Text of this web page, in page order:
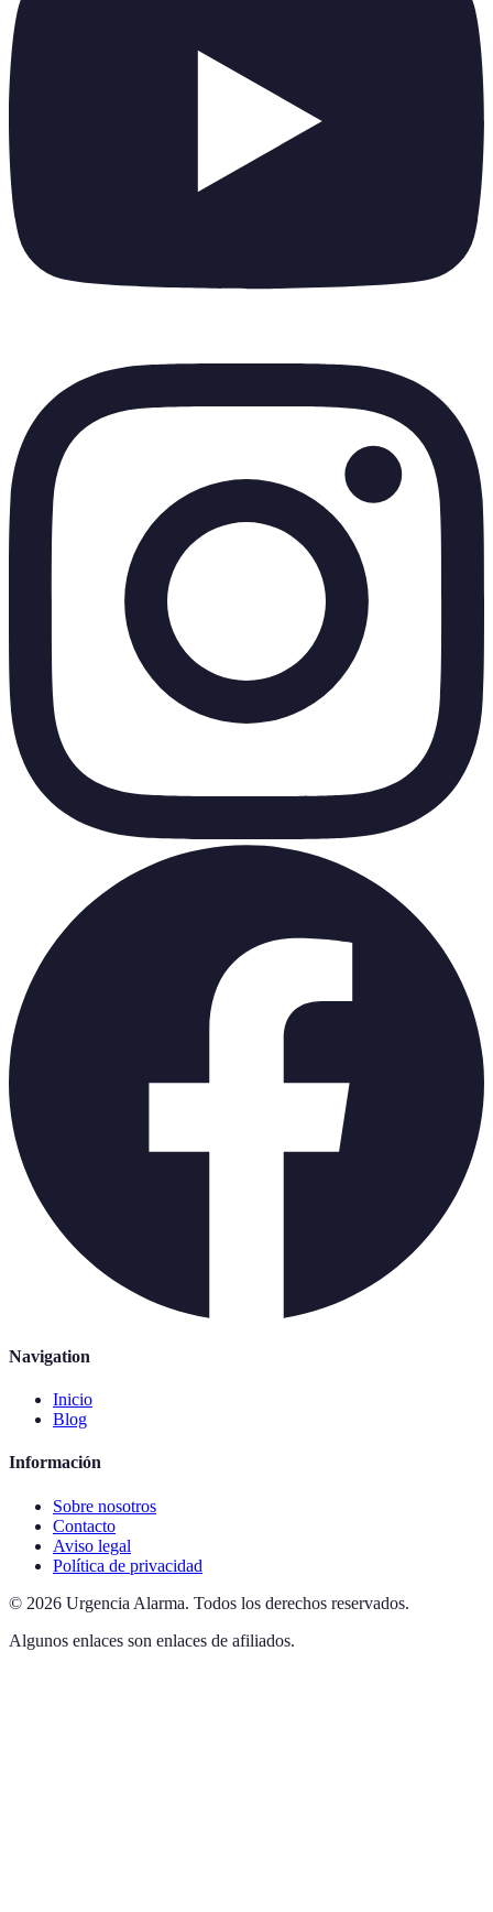
Navigation
Inicio
Blog
Información
Sobre nosotros
Contacto
Aviso legal
Política de privacidad
© 2026 Urgencia Alarma. Todos los derechos reservados.
Algunos enlaces son enlaces de afiliados.